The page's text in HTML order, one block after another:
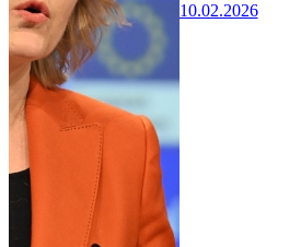
10.02.2026